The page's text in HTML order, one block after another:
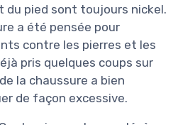
du pied sont toujours nickel.
a été pensée pour
contre les pierres et les
pris quelques coups sur
la chaussure a bien
de façon excessive.